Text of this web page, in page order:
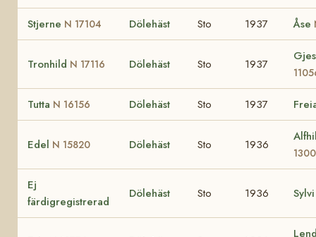
Stjerne N 17104 Dölehäst Sto 1937 Åse
Tronhild N 17116 Dölehäst Sto 1937
Tutta N 16156 Dölehäst Sto 1937
Edel N 15820 Dölehäst Sto 1936
Ej
färdigregistrerad
Dölehäst Sto 1936